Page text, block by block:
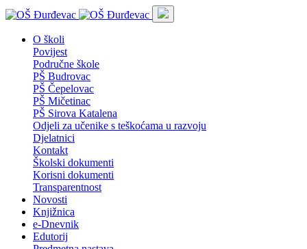
O školi
Povijest
Područne škole
PŠ Budrovac
PŠ Čepelovac
PŠ Mičetinac
PŠ Sirova Katalena
Odjeli za učenike s teškoćama u razvoju
Djelatnici
Kontakt
Školski dokumenti
Korisni dokumenti
Transparentnost
Novosti
Knjižnica
e-Dnevnik
Edutorij